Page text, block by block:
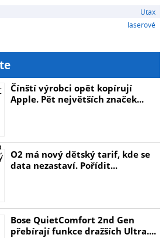
Utax
laserové
Čínští výrobci opět kopírují
Apple. Pět největších značek...
O2 má nový dětský tarif, kde se
data nezastaví. Pořídit...
Bose QuietComfort 2nd Gen
přebírají funkce dražších Ultra....